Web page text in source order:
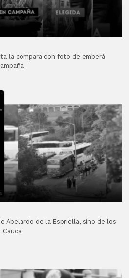
la compara con foto de emberá
Abelardo de la Espriella, sino de los